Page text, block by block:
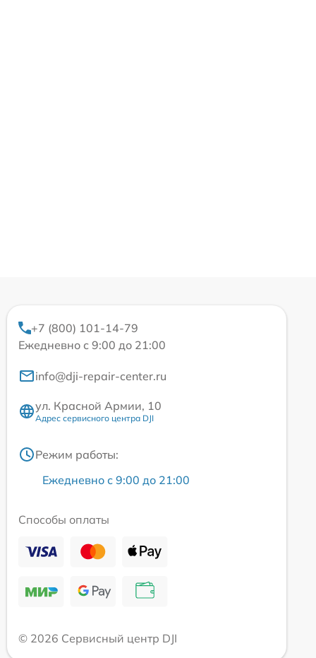
+7 (800) 101-14-79
Ежедневно с 9:00 до 21:00
info@dji-repair-center.ru
ул. Красной Армии, 10
Адрес сервисного центра DJI
Режим работы:
Ежедневно с 9:00 до 21:00
Способы оплаты
© 2026 Сервисный центр DJI